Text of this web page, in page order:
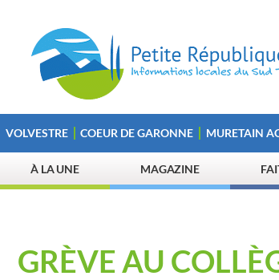
VOLVESTRE COEUR DE GARONNE MURETAIN
À LA UNE MAGAZINE
GRÈVE AU